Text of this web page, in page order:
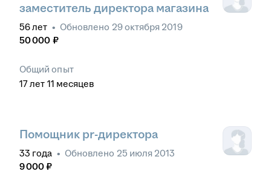
заместитель директора магазина
56лет • Обновлено 29 октября 2019
50 000 ₽
Общий опыт
17лет 11 месяцев
Помощник pr-директора
33 года • Обновлено 25 июля 2013
9 000 ₽